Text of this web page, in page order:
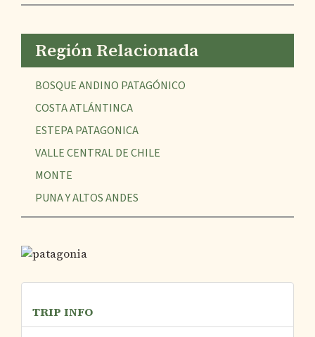
Región Relacionada
BOSQUE ANDINO PATAGÓNICO
COSTA ATLÁNTINCA
ESTEPA PATAGONICA
VALLE CENTRAL DE CHILE
MONTE
PUNA Y ALTOS ANDES
TRIP INFO